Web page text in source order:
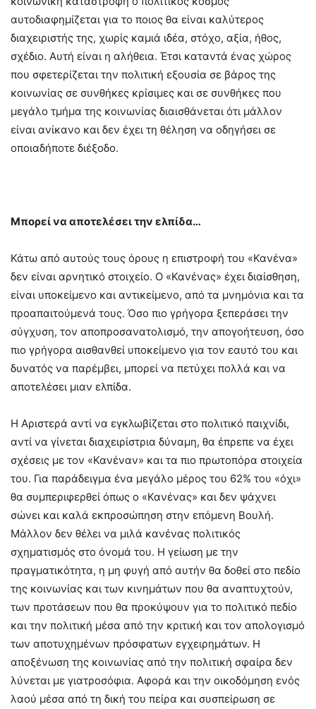
αυτοδιαφημίζεται για το ποιος θα είναι καλύτερος
διαχειριστής της, χωρίς καμιά ιδέα, στόχο, αξία, ήθος,
σχέδιο. Αυτή είναι η αλήθεια. Έτσι καταντά ένας χώρος
που σφετερίζεται την πολιτική εξουσία σε βάρος της
κοινωνίας σε συνθήκες κρίσιμες και σε συνθήκες που
μεγάλο τμήμα της κοινωνίας διαισθάνεται ότι μάλλον
είναι ανίκανο και δεν έχει τη θέληση να οδηγήσει σε
οποιαδήποτε διέξοδο.
Μπορεί να αποτελέσει την ελπίδα…
Κάτω από αυτούς τους όρους η επιστροφή του «Κανένα»
δεν είναι αρνητικό στοιχείο. Ο «Κανένας» έχει διαίσθηση,
είναι υποκείμενο και αντικείμενο, από τα μνημόνια και τα
προαπαιτούμενά τους. Όσο πιο γρήγορα ξεπεράσει την
σύγχυση, τον αποπροσανατολισμό, την απογοήτευση, όσο
πιο γρήγορα αισθανθεί υποκείμενο για τον εαυτό του και
δυνατός να παρέμβει, μπορεί να πετύχει πολλά και να
αποτελέσει μιαν ελπίδα.
Η Αριστερά αντί να εγκλωβίζεται στο πολιτικό παιχνίδι,
αντί να γίνεται διαχειρίστρια δύναμη, θα έπρεπε να έχει
σχέσεις με τον «Κανέναν» και τα πιο πρωτοπόρα στοιχεία
του. Για παράδειγμα ένα μεγάλο μέρος του 62% του «όχι»
θα συμπεριφερθεί όπως ο «Κανένας» και δεν ψάχνει
σώνει και καλά εκπροσώπηση στην επόμενη Βουλή.
Μάλλον δεν θέλει να μιλά κανένας πολιτικός
σχηματισμός στο όνομά του. Η γείωση με την
πραγματικότητα, η μη φυγή από αυτήν θα δοθεί στο πεδίο
της κοινωνίας και των κινημάτων που θα αναπτυχτούν,
των προτάσεων που θα προκύψουν για το πολιτικό πεδίο
και την πολιτική μέσα από την κριτική και τον απολογισμό
των αποτυχημένων πρόσφατων εγχειρημάτων. Η
αποξένωση της κοινωνίας από την πολιτική σφαίρα δεν
λύνεται με γιατροσόφια. Αφορά και την οικοδόμηση ενός
λαού μέσα από τη δική του πείρα και συσπείρωση σε